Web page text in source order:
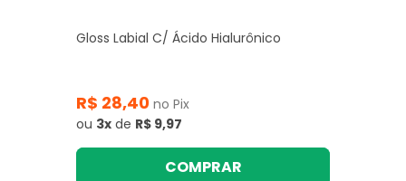
Gloss Labial C/ Ácido Hialurônico
R$ 28,40 no Pix
ou 3x de R$ 9,97
COMPRAR